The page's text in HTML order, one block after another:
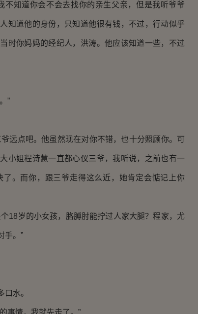
知道你会不会去找你的亲生父亲，但是我听爷爷
知道他的身份，只知道他很有钱，不过，行动似乎
时你妈妈的经纪人，洪涛。他应该知道一些，不过
”
点吧。他虽然现在对你不错，也十分照顾你。可
小姐程诗慧一直都心仪三爷，我听说，之前也有一
。而你，跟三爷走得这么近，她肯定会惦记上你
岁的小女孩，胳膊肘能拧过人家大腿？程家，尤
手。”
水。
情，我就先走了。”